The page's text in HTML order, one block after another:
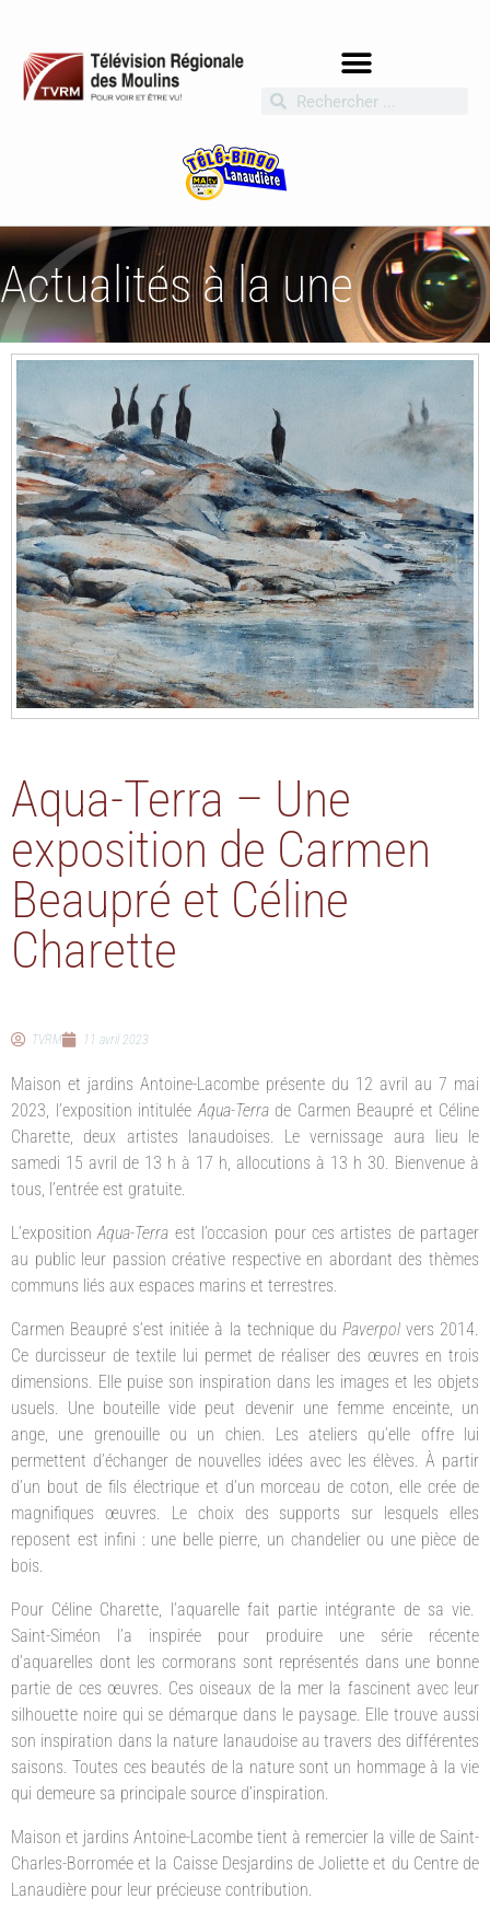
Actualités à la une
Aqua-Terra – Une
exposition de Carmen
Beaupré et Céline
Charette
TVRM 11 avril 2023
Maison et jardins Antoine-Lacombe présente du 12 avril au 7 mai
2023, l’exposition intitulée Aqua-Terrade Carmen Beaupré et Céline
Charette, deux artistes lanaudoises. Le vernissage aura lieu le
samedi 15 avril de 13 h à 17 h, allocutions à 13 h 30. Bienvenue à
tous, l’entrée est gratuite.
L’expositionAqua-Terra est l’occasion pour ces artistes de partager
au public leur passion créative respective en abordant des thèmes
communs liés aux espaces marins et terrestres.
Carmen Beaupré s’est initiée à la technique du Paverpol vers 2014.
Ce durcisseur de textile lui permet de réaliser des œuvres en trois
dimensions. Elle puise son inspiration dans les images et les objets
usuels. Une bouteille vide peut devenir une femme enceinte, un
ange, une grenouille ou un chien. Les ateliers qu’elle offre lui
permettent d’échanger de nouvelles idées avec les élèves. À partir
d’un bout de fils électrique et d’un morceau de coton, elle crée de
magnifiques œuvres. Le choix des supports sur lesquels elles
reposent est infini : une belle pierre, un chandelier ou une pièce de
bois.
Pour Céline Charette, l’aquarelle fait partie intégrante de sa vie.
Saint-Siméon l’a inspirée pour produire une série récente
d’aquarelles dont les cormorans sont représentés dans une bonne
partie de ces œuvres. Ces oiseaux de la mer la fascinent avec leur
silhouette noire qui se démarque dans le paysage. Elle trouve aussi
son inspiration dans la nature lanaudoise au travers des différentes
saisons. Toutes ces beautés de la nature sont un hommage à la vie
qui demeure sa principale source d’inspiration.
Maison et jardins Antoine-Lacombe tient à remercier la ville de Saint-
Charles-Borromée et la Caisse Desjardins de Joliette et du Centre de
Lanaudière pour leur précieuse contribution.